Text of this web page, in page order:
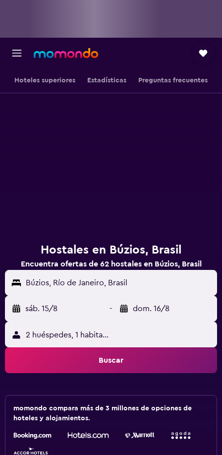
Hoteles superiores Estadísticas Preguntas frecuentes
Hostales en Búzios, Brasil
Encuentra ofertas de 62 hostales en Búzios, Brasil
Búzios, Río de Janeiro, Brasil
sáb. 15/8 - dom. 16/8
2 huéspedes, 1 habitación
Buscar
momondo compara más de 3 millones de opciones de
hoteles y alojamientos.